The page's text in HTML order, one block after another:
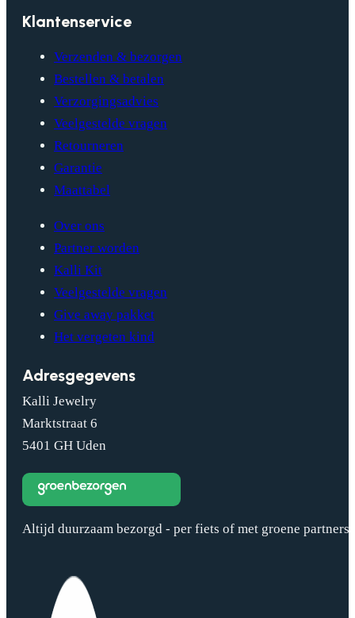
Klantenservice
Verzenden & bezorgen
Bestellen & betalen
Verzorgingsadvies
Veelgestelde vragen
Retourneren
Garantie
Maattabel
Over ons
Partner worden
Kalli Kit
Veelgestelde vragen
Give away pakket
Het vergeten kind
Adresgegevens
Kalli Jewelry
Marktstraat 6
5401 GH Uden
Altijd duurzaam bezorgd - per fiets of met groene partners